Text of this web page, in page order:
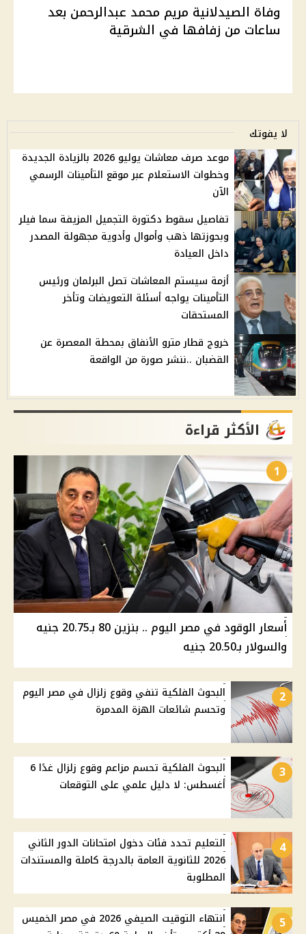
وفاة الصيدلانية مريم محمد عبدالرحمن بعد
ساعات من زفافها في الشرقية
لا يفوتك
موعد صرف معاشات يوليو 2026 بالزيادة الجديدة
وخطوات الاستعلام عبر موقع التأمينات الرسمي
الآن
تفاصيل سقوط دكتورة التجميل المزيفة سما فيلر
وبحوزتها ذهب وأموال وأدوية مجهولة المصدر
داخل العيادة
أزمة سيستم المعاشات تصل البرلمان ورئيس
التأمينات يواجه أسئلة التعويضات وتأخر
المستحقات
خروج قطار مترو الأنفاق بمحطة المعصرة عن
القضبان ..ننشر صورة من الواقعة
الأكثر قراءة
1
أسعار الوقود في مصر اليوم .. بنزين 80 بـ20.75 جنيه
والسولار بـ20.50 جنيه
2
البحوث الفلكية تنفي وقوع زلزال في مصر اليوم
وتحسم شائعات الهزة المدمرة
3
البحوث الفلكية تحسم مزاعم وقوع زلزال غدًا 6
أغسطس: لا دليل علمي على التوقعات
4
التعليم تحدد فئات دخول امتحانات الدور الثاني
2026 للثانوية العامة بالدرجة كاملة والمستندات
المطلوبة
5
انتهاء التوقيت الصيفي 2026 في مصر الخميس